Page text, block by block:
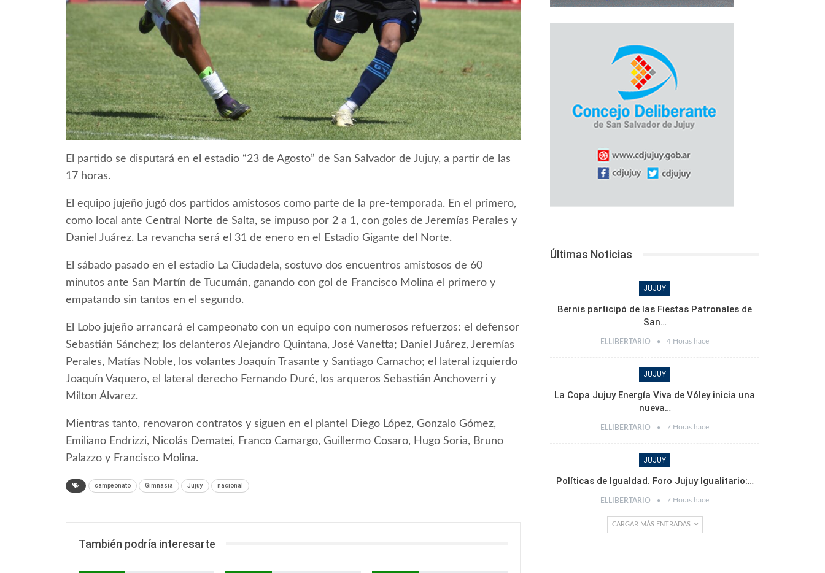
El partido se disputará en el estadio “23 de Agosto” de San Salvador de Jujuy, a partir de las
17 horas.
El equipo jujeño jugó dos partidos amistosos como parte de la pre-temporada. En el primero,
como local ante Central Norte de Salta, se impuso por 2 a 1, con goles de Jeremías Perales y
Daniel Juárez. La revancha será el 31 de enero en el Estadio Gigante del Norte.
El sábado pasado en el estadio La Ciudadela, sostuvo dos encuentros amistosos de 60
minutos ante San Martín de Tucumán, ganando con gol de Francisco Molina el primero y
empatando sin tantos en el segundo.
El Lobo jujeño arrancará el campeonato con un equipo con numerosos refuerzos: el defensor
Sebastián Sánchez; los delanteros Alejandro Quintana, José Vanetta; Daniel Juárez, Jeremías
Perales, Matías Noble, los volantes Joaquín Trasante y Santiago Camacho; el lateral izquierdo
Joaquín Vaquero, el lateral derecho Fernando Duré, los arqueros Sebastián Anchoverri y
Milton Álvarez.
Mientras tanto, renovaron contratos y siguen en el plantel Diego López, Gonzalo Gómez,
Emiliano Endrizzi, Nicolás Dematei, Franco Camargo, Guillermo Cosaro, Hugo Soria, Bruno
Palazzo y Francisco Molina.
campeonato Gimnasia Jujuy nacional
También podría interesarte
Últimas Noticias
JUJUY
Bernis participó de las Fiestas Patronales de
San…
ELLIBERTARIO 4 Horas hace
JUJUY
La Copa Jujuy Energía Viva de Vóley inicia una
nueva…
ELLIBERTARIO 7 Horas hace
JUJUY
Políticas de Igualdad. Foro Jujuy Igualitario:…
ELLIBERTARIO 7 Horas hace
CARGAR MÁS ENTRADAS